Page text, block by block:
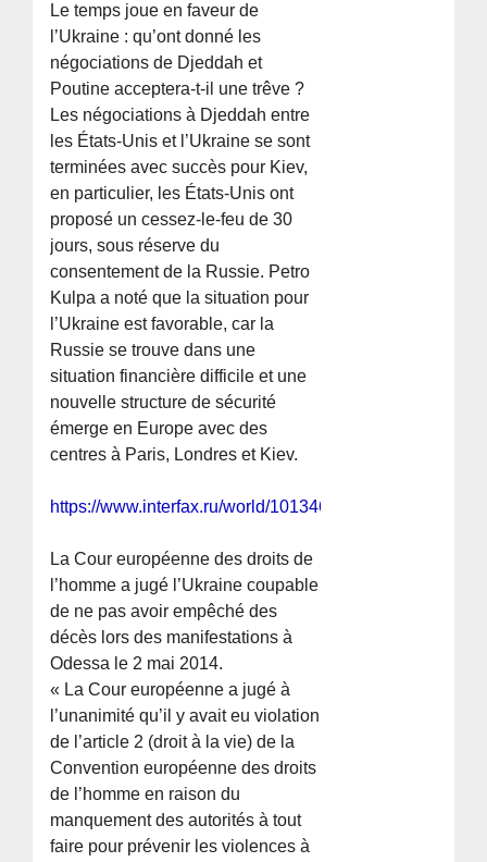
Le temps joue en faveur de
l’Ukraine : qu’ont donné les
négociations de Djeddah et
Poutine acceptera-t-il une trêve ?
Les négociations à Djeddah entre
les États-Unis et l’Ukraine se sont
terminées avec succès pour Kiev,
en particulier, les États-Unis ont
proposé un cessez-le-feu de 30
jours, sous réserve du
consentement de la Russie. Petro
Kulpa a noté que la situation pour
l’Ukraine est favorable, car la
Russie se trouve dans une
situation financière difficile et une
nouvelle structure de sécurité
émerge en Europe avec des
centres à Paris, Londres et Kiev.
https://www.interfax.ru/world/1013465
La Cour européenne des droits de
l’homme a jugé l’Ukraine coupable
de ne pas avoir empêché des
décès lors des manifestations à
Odessa le 2 mai 2014.
« La Cour européenne a jugé à
l’unanimité qu’il y avait eu violation
de l’article 2 (droit à la vie) de la
Convention européenne des droits
de l’homme en raison du
manquement des autorités à tout
faire pour prévenir les violences à